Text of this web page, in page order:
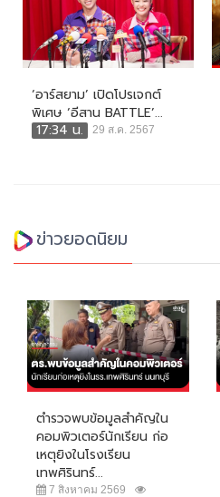
‘อาร์สยาม’ เปิดโปรเจกต์
พิเศษ ‘อีสาน BATTLE’...
17:34 น.
29 ส.ค. 2567
ข่าวยอดนิยม
ตำรวจพบข้อมูลสำคัญใน
คอมพิวเตอร์นักเรียน ก่อ
เหตุยิงในโรงเรียน
เทพศิรินทร์...
7 สิงหาคม 2569